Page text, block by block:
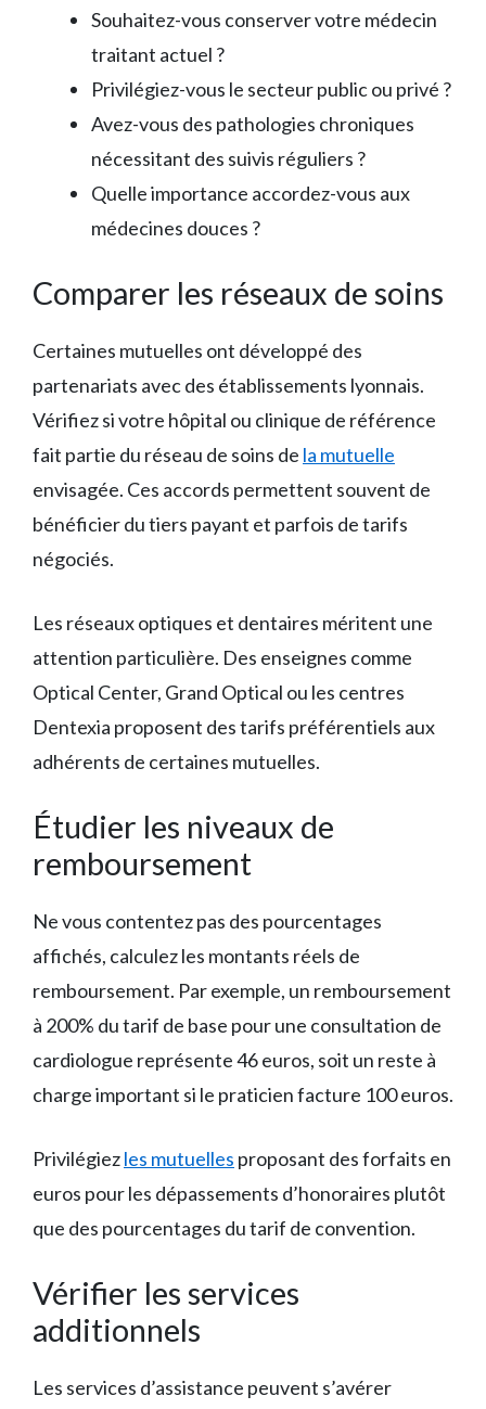
Souhaitez-vous conserver votre médecin
traitant actuel ?
Privilégiez-vous le secteur public ou privé ?
Avez-vous des pathologies chroniques
nécessitant des suivis réguliers ?
Quelle importance accordez-vous aux
médecines douces ?
Comparer les réseaux de soins
Certaines mutuelles ont développé des
partenariats avec des établissements lyonnais.
Vérifiez si votre hôpital ou clinique de référence
fait partie du réseau de soins de la mutuelle
envisagée. Ces accords permettent souvent de
bénéficier du tiers payant et parfois de tarifs
négociés.
Les réseaux optiques et dentaires méritent une
attention particulière. Des enseignes comme
Optical Center, Grand Optical ou les centres
Dentexia proposent des tarifs préférentiels aux
adhérents de certaines mutuelles.
Étudier les niveaux de
remboursement
Ne vous contentez pas des pourcentages
affichés, calculez les montants réels de
remboursement. Par exemple, un remboursement
à 200% du tarif de base pour une consultation de
cardiologue représente 46 euros, soit un reste à
charge important si le praticien facture 100 euros.
Privilégiezles mutuelles proposant des forfaits en
euros pour les dépassements d’honoraires plutôt
que des pourcentages du tarif de convention.
Vérifier les services
additionnels
Les services d’assistance peuvent s’avérer